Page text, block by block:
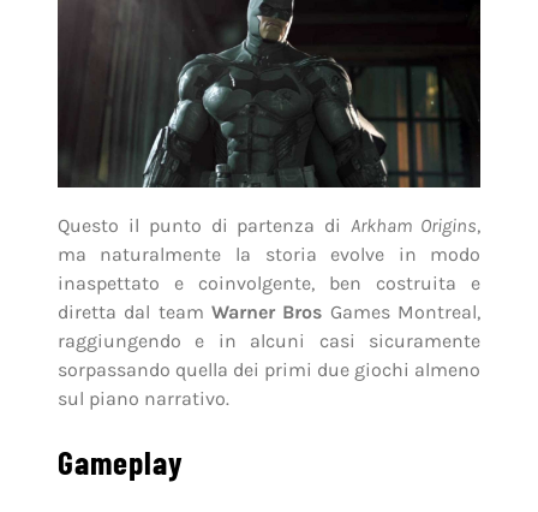
Questo il punto di partenza diArkham Origins,
ma naturalmente la storia evolve in modo
inaspettato e coinvolgente, ben costruita e
diretta dal team Warner Bros Games Montreal,
raggiungendo e in alcuni casi sicuramente
sorpassando quella dei primi due giochi almeno
sul piano narrativo.
Gameplay